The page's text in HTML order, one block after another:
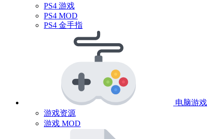
PS4 游戏
PS4 MOD
PS4 金手指
电脑游戏
游戏资源
游戏 MOD